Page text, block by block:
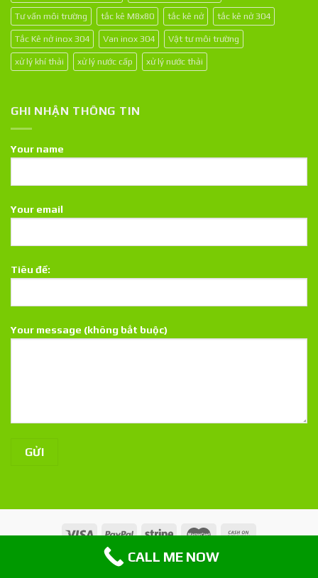
Tư vấn môi trường tắc kê M8x80 tắc kê nở tắc kê nở 304
Tắc Kê nở inox 304 Van inox 304 Vật tư môi trường
xử lý khí thải xử lý nước cấp xử lý nước thải
GHI NHẬN THÔNG TIN
Your name
Your email
Tiêu đề:
Your message (không bắt buộc)
Copyright 2015 ©MÔI TRƯỜNG MIỀN TRUNG
CALL ME NOW